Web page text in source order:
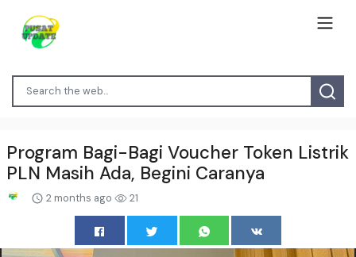
Program Bagi-Bagi Voucher Token Listrik
PLN Masih Ada, Begini Caranya
2 months ago 21